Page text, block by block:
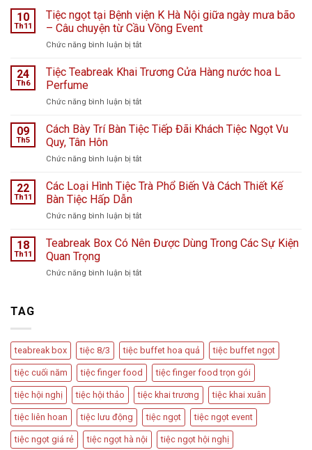
10
Th11
Tiệc ngọt tại Bệnh viện K Hà Nội giữa ngày mưa bão
– Câu chuyện từ Cầu Vồng Event
Chức năng bình luận bị tắtở
ngọt
viện
Hà
ngày
bão
chuyện
Cầu
24
Th6
Tiệc Teabreak Khai Trương Cửa Hàng nước hoa L
Perfume
Chức năng bình luận bị tắtở
Teabreak
Khai
Cửa
nước
Perfume
09
Th5
Cách Bày Trí Bàn Tiệc Tiếp Đãi Khách Tiệc Ngọt Vu
Quy, Tân Hôn
Chức năng bình luận bị tắtở
Bày
Tiệc
Đãi
Ngọt
22
Th11
Các Loại Hình Tiệc Trà Phổ Biến Và Cách Thiết Kế
Bàn Tiệc Hấp Dẫn
Chức năng bình luận bị tắtở
Loại
Trà
Kế
Bàn
Tiệc
Hấp
Dẫn
18
Th11
Teabreak Box Có Nên Được Dùng Trong Các Sự Kiện
Quan Trọng
Chức năng bình luận bị tắtở
Dùng
Trong
Các
Sự
Kiện
Quan
Trọng
TAG
teabreak box tiệc 8/3 tiệc buffet hoa quả tiệc buffet ngọt
tiệc cuối năm tiệc finger food tiệc finger food trọn gói
tiệc hội nghị tiệc hội thảo tiệc khai trương tiệc khai xuân
tiệc liên hoan tiệc lưu động tiệc ngọt tiệc ngọt event
tiệc ngọt giá rẻ tiệc ngọt hà nội tiệc ngọt hội nghị